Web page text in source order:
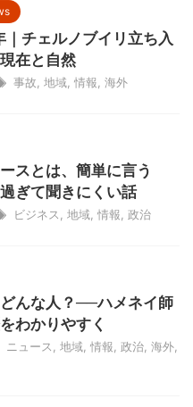
チェルノブイリ立ち入
在と自然
事故 地域 情報 海外
スとは、簡単に言う
ぎて聞きにくい話
ビジネス 地域 情報 政治
んな人？──ハメネイ師
わかりやすく
ニュース 地域 情報 政治 海外